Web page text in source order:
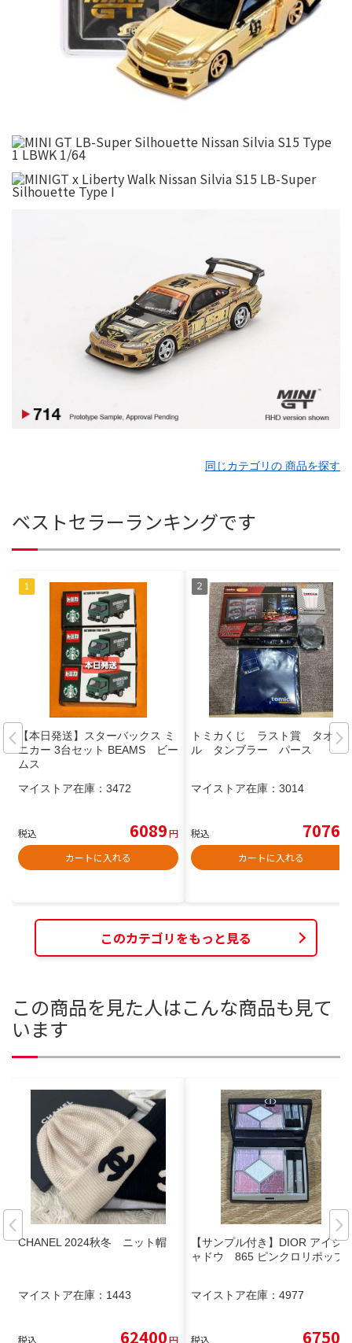
同じカテゴリの 商品を探す
ベストセラーランキングです
【本日発送】スターバックス ミ
ニカー 3台セット BEAMS ビー
ムス
マイストア在庫： 3472
税込 6089円
カートに入れる
トミカくじ ラスト賞 タオ
ル タンブラー パース
マイストア在庫： 3014
税込 7076
カートに入れる
このカテゴリをもっと見る
この商品を見た人はこんな商品も見て
います
CHANEL 2024秋冬 ニット帽
マイストア在庫： 1443
税込 62400円
【サンプル付き】DIOR アイシ
ャドウ 865 ピンクロリポップ
マイストア在庫： 4977
税込 6750